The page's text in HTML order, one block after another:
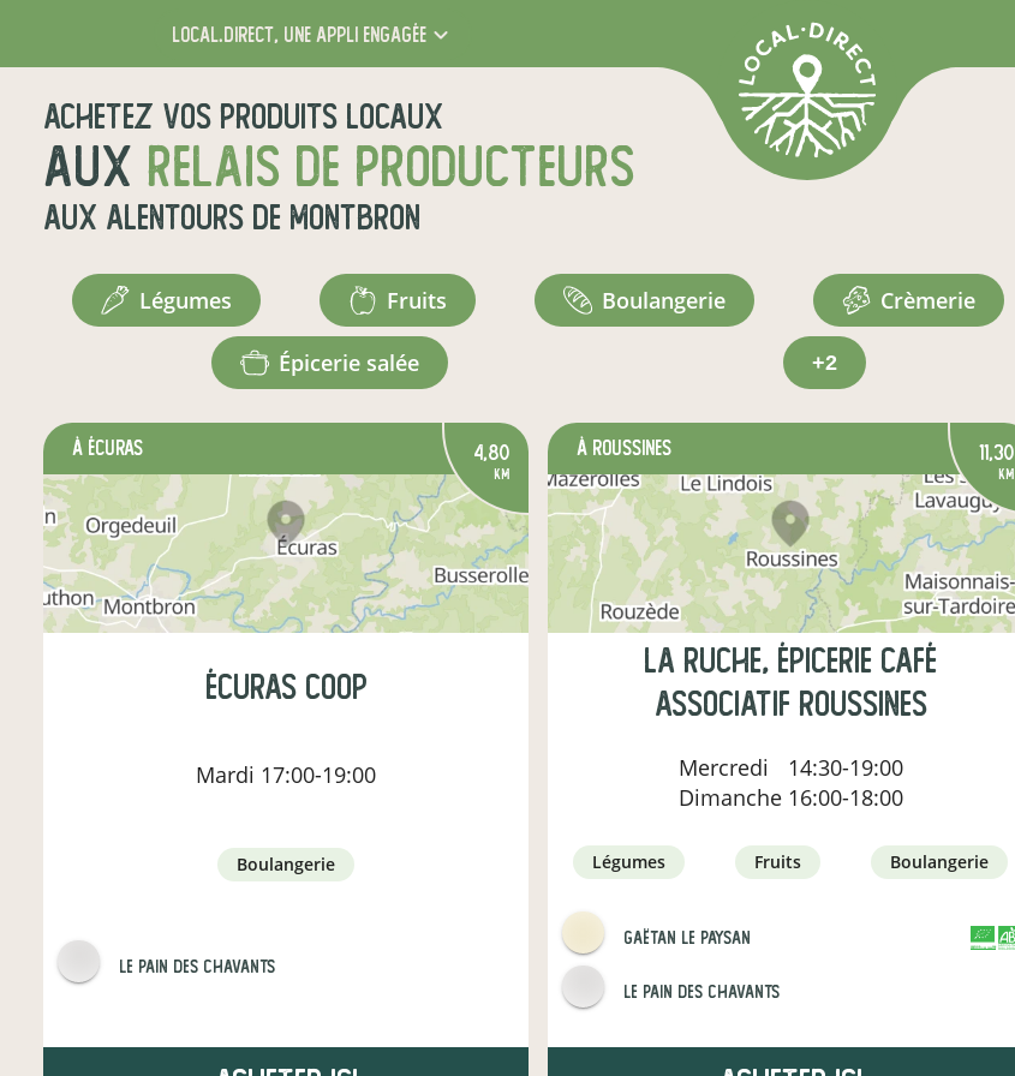
local.direct, une appli engagée
Achetez vos produits locaux
aux relais de producteurs
aux alentours de Montbron
légumes fruits boulangerie crèmerie
épicerie salée +2
à Écuras 4,80
km
Écuras Coop
Mardi 17:00-19:00
boulangerie
Le pain des Chavants
à Roussines 11,30
km
La Ruche, épicerie café
associatif Roussines
Mercredi
14:30-19:00
Dimanche 16:00-18:00
légumes fruits boulangerie
Gaëtan le paysan
Le pain des Chavants